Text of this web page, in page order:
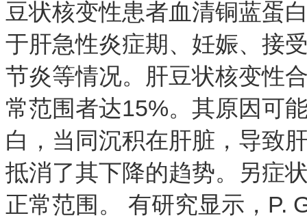
豆状核变性患者血清铜蓝蛋
于肝急性炎症期、妊娠、接
节炎等情况。肝豆状核变性
常范围者达15%。其原因可
白，当同沉积在肝脏，导致
抵消了其下降的趋势。另症
正常范围。
有研究显示， P.